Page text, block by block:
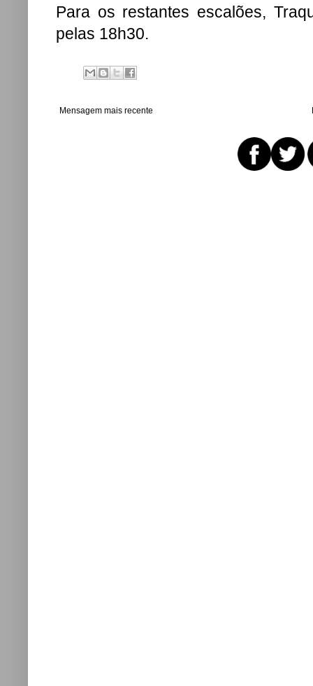
Para os restantes escalões,
pelas 18h30.
Mensagem mais recente